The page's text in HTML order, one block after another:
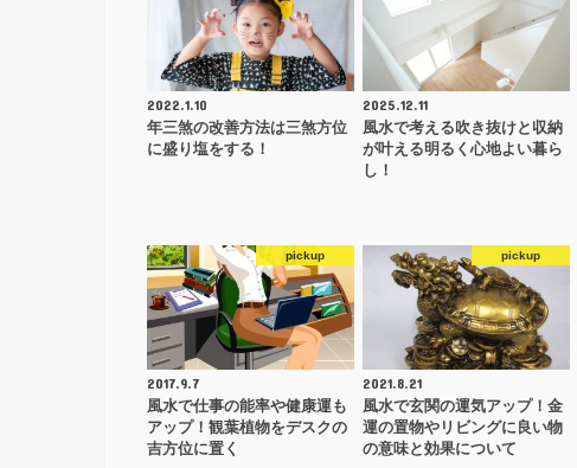
2022.1.10
年三煞の改善方法は三煞方位
に盛り塩をする！
2025.12.11
風水で考える吹き抜けと収納
が叶える明るく心地よい暮ら
し！
pickup
2017.9.7
風水で仕事の能率や健康運も
アップ！観葉植物をデスクの
吉方位に置く
pickup
2021.8.21
風水で玄関の運気アップ！金
運の置物やリビングに良い物
の意味と効果について